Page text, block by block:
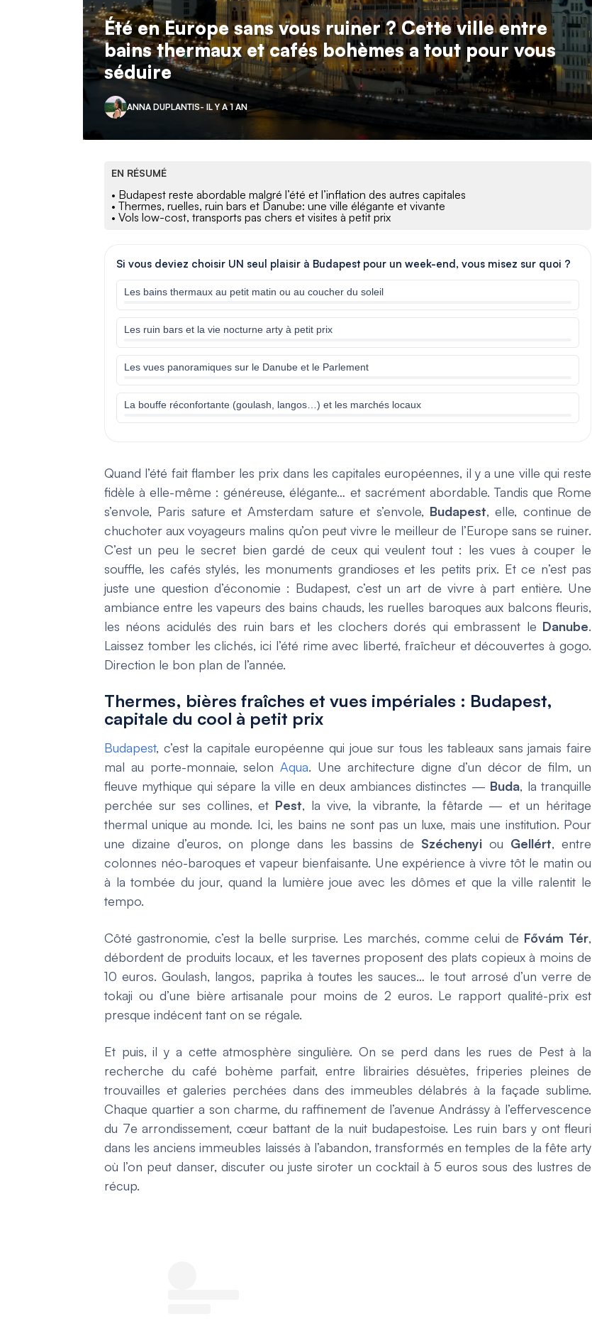
Été en Europe sans vous ruiner ? Cette ville entre
bains thermaux et cafés bohèmes a tout pour vous
séduire
ANNA DUPLANTIS- IL Y A 1 AN
EN RÉSUMÉ
• Budapest reste abordable malgré l’été et l’inflation des autres capitales
• Thermes, ruelles, ruin bars et Danube: une ville élégante et vivante
• Vols low-cost, transports pas chers et visites à petit prix
Si vous deviez choisir UN seul plaisir à Budapest pour un week-end, vous misez sur quoi ?
Les bains thermaux au petit matin ou au coucher du soleil
Les ruin bars et la vie nocturne arty à petit prix
Les vues panoramiques sur le Danube et le Parlement
La bouffe réconfortante (goulash, langos…) et les marchés locaux
Quand l’été fait flamber les prix dans les capitales européennes, il y a une ville qui reste
fidèle à elle-même : généreuse, élégante… et sacrément abordable. Tandis que Rome
s’envole, Paris sature et Amsterdam satureet s’envole, Budapest, elle, continue de
chuchoter aux voyageurs malins qu’on peut vivre le meilleur de l’Europe sans se ruiner.
C’est un peu le secret bien gardé de ceux qui veulent tout : les vues à couper le
souffle, les cafés stylés, les monuments grandioses et les petits prix. Et ce n’est pas
juste une question d’économie : Budapest, c’est un art de vivre à part entière. Une
ambiance entre les vapeurs des bains chauds, les ruelles baroques aux balcons fleuris,
les néons acidulés des ruin bars et les clochers dorés qui embrassent le Danube.
Laissez tomber les clichés, ici l’été rime avec liberté, fraîcheur et découvertes à gogo.
Direction le bon plan de l’année.
Thermes, bières fraîches et vues impériales : Budapest,
capitale du cool à petit prix
Budapest, c’est la capitale européenne qui joue sur tous les tableaux sans jamais faire
mal au porte-monnaie, selonAqua. Une architecture digne d’un décor de film, un
fleuve mythique qui sépare la ville en deux ambiances distinctes — Buda, la tranquille
perchée sur ses collines, et Pest, la vive, la vibrante, la fêtarde — et un héritage
thermal unique au monde. Ici, les bains ne sont pas un luxe, mais une institution. Pour
une dizaine d’euros, on plonge dans les bassins de Széchenyi ou Gellért, entre
colonnes néo-baroques et vapeur bienfaisante. Une expérience à vivre tôt le matin ou
à la tombée du jour, quand la lumière joue avec les dômes et que la ville ralentit le
tempo.
Côté gastronomie, c’est la belle surprise. Les marchés, comme celui de Fővám Tér,
débordent de produits locaux, et les tavernes proposent des plats copieux à moins de
10 euros. Goulash, langos, paprika à toutes les sauces… le tout arrosé d’un verre de
tokaji ou d’une bière artisanale pour moins de 2 euros. Le rapport qualité-prix est
presque indécent tant on se régale.
Et puis, il y a cette atmosphère singulière. On se perd dans les rues de Pest à la
recherche du café bohème parfait, entre librairies désuètes, friperies pleines de
trouvailles et galeries perchées dans des immeubles délabrés à la façade sublime.
Chaque quartier a son charme, du raffinement de l’avenue Andrássy à l’effervescence
du 7e arrondissement, cœur battant de la nuit budapestoise. Les ruin bars y ont fleuri
dans les anciens immeubles laissés à l’abandon, transformés en temples de la fête arty
où l’on peut danser, discuter ou juste siroter un cocktail à 5 euros sous des lustres de
récup.